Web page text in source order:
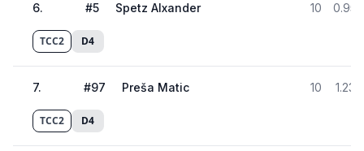
6. #5 Spetz Alxander 10 0.959
TCC2 D4
7. #97 Preša Matic 10 1.233
TCC2 D4